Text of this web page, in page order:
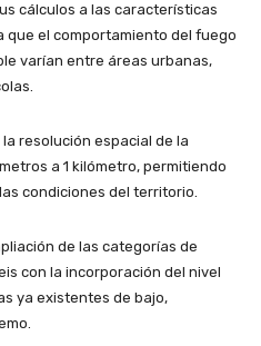
cálculos a las características
que el comportamiento del fuego
varían entre áreas urbanas,
resolución espacial de la
a 1 kilómetro, permitiendo
condiciones del territorio.
de las categorías de
con la incorporación del nivel
ya existentes de bajo,